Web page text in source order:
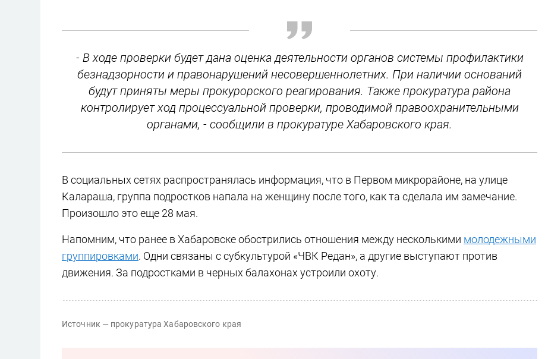
- В ходе проверки будет дана оценка деятельности органов системы профилактики
безнадзорности и правонарушений несовершеннолетних. При наличии оснований
будут приняты меры прокурорского реагирования. Также прокуратура района
контролирует ход процессуальной проверки, проводимой правоохранительными
органами, - сообщили в прокуратуре Хабаровского края.
В социальных сетях распространялась информация, что в Первом микрорайоне, на улице
Калараша, группа подростков напала на женщину после того, как та сделала им замечание.
Произошло это еще 28 мая.
Напомним, что ранее в Хабаровске обострились отношения между несколькими молодежными
группировками. Одни связаны с субкультурой «ЧВК Редан», а другие выступают против
движения. За подростками в черных балахонах устроили охоту.
Источник — прокуратура Хабаровского края